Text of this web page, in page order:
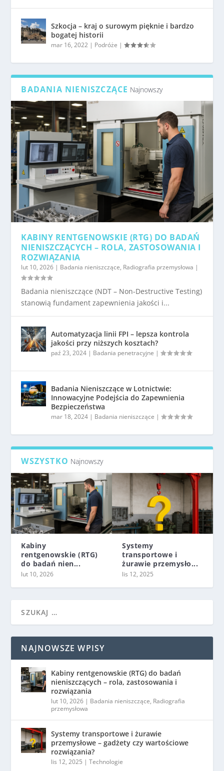
Szkocja – kraj o surowym pięknie i bardzo
bogatej historii
mar 16, 2022 | Podróże |
BADANIA NIENISZCZĄCE Najnowszy
KABINY RENTGENOWSKIE (RTG) DO BADAŃ
NIENISZCZĄCYCH – ROLA, ZASTOSOWANIA I
ROZWIĄZANIA
lut 10, 2026 | Badania nieniszczące, Radiografia przemysłowa |
Badania nieniszczące (NDT – Non-Destructive Testing)
stanowią fundament zapewnienia jakości i...
Automatyzacja linii FPI – lepsza kontrola
jakości przy niższych kosztach?
paź 23, 2024 | Badania penetracyjne |
Badania Nieniszczące w Lotnictwie:
Innowacyjne Podejścia do Zapewnienia
Bezpieczeństwa
mar 18, 2024 | Badania nieniszczące |
WSZYSTKO Najnowszy
Kabiny
rentgenowskie (RTG)
do badań nien...
lut 10, 2026
Systemy
transportowe i
żurawie przemysło...
lis 12, 2025
NAJNOWSZE WPISY
Kabiny rentgenowskie (RTG) do badań
nieniszczących – rola, zastosowania i
rozwiązania
lut 10, 2026 | Badania nieniszczące, Radiografia
przemysłowa
Systemy transportowe i żurawie
przemysłowe – gadżety czy wartościowe
rozwiązania?
lis 12, 2025 |Technologie